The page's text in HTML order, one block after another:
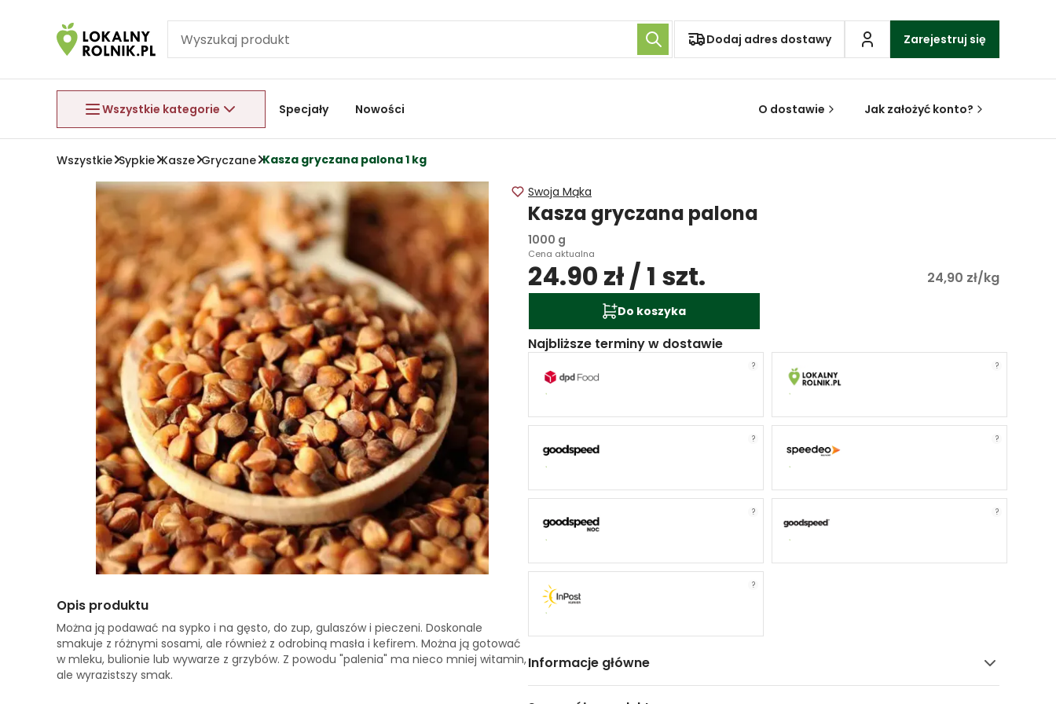
Dodaj adres dostawy Zarejestruj się
Wszystkie kategorie
Aby wyjść z menu, naciśnij przycisk Esc.
Specjały
Nowości O dostawie Jak założyć konto?
Wszystkie Sypkie Kasze Gryczane Kasza gryczana palona 1 kg
Opis produktu
Można ją podawać na sypko i na gęsto, do zup, gulaszów i pieczeni. Doskonale
smakuje z różnymi sosami, ale również z odrobiną masła i kefirem. Można ją gotować
w mleku, bulionie lub wywarze z grzybów. Z powodu "palenia" ma nieco mniej witamin,
ale wyrazistszy smak.
Swoja Mąka
Kasza gryczana palona
1000 g
Cena aktualna
24.90 zł / 1 szt. 24,90 zł/kg
Do koszyka
Najbliższe terminy w dostawie
? ?
? ?
? ?
?
Informacje główne